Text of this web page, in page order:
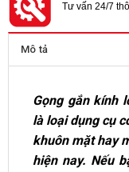
Tư vấn 24/7
Mô tả
Gọng gắn kính
là loại dụng cụ
khuôn mặt hay
hiện nay. Nếu